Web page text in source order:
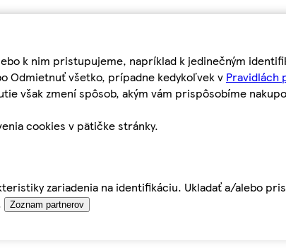
k nim pristupujeme, napríklad k jedinečným
Odmietnuť všetko, prípadne kedykoľvek v Pravidlách
však zmení spôsob, akým vám prispôsobíme
cookies v pätičke stránky.
zariadenia na identifikáciu. Ukladať a/alebo
Zoznam partnerov